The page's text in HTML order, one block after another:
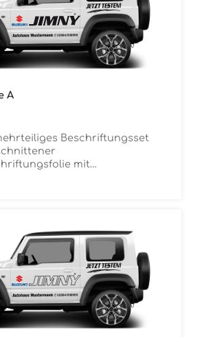
A
Beschriftungsset
mit
Folie ist Rückstandsfrei